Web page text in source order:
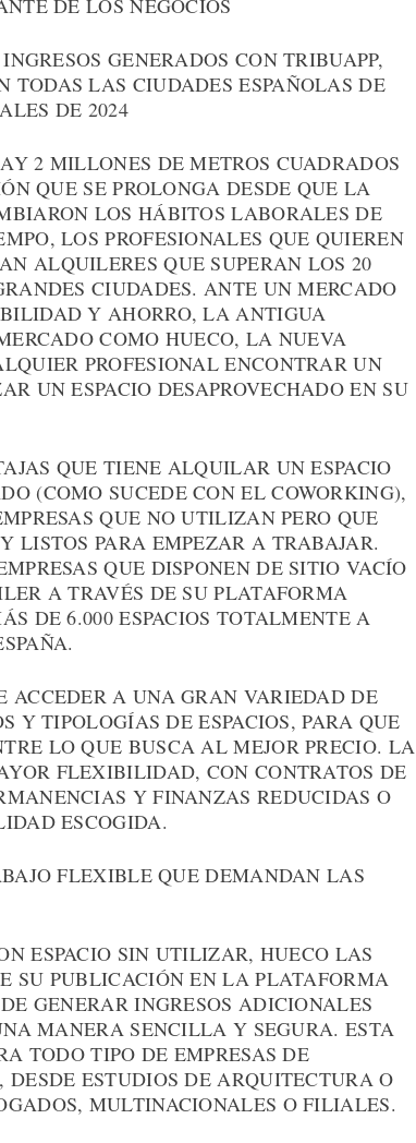
DE LOS NEGOCIOS
GENERADOS CON TRIBUAPP,
TODAS LAS CIUDADES ESPAÑOLAS DE
DE 2024
2 MILLONES DE METROS CUADRADOS
QUE SE PROLONGA DESDE QUE LA
LOS HÁBITOS LABORALES DE
LOS PROFESIONALES QUE QUIEREN
ALQUILERES QUE SUPERAN LOS 20
CIUDADES. ANTE UN MERCADO
Y AHORRO, LA ANTIGUA
COMO HUECO, LA NUEVA
PROFESIONAL ENCONTRAR UN
UN ESPACIO DESAPROVECHADO EN SU
QUE TIENE ALQUILAR UN ESPACIO
(COMO SUCEDE CON EL COWORKING),
QUE NO UTILIZAN PERO QUE
LISTOS PARA EMPEZAR A TRABAJAR.
QUE DISPONEN DE SITIO VACÍO
A TRAVÉS DE SU PLATAFORMA
DE 6.000 ESPACIOS TOTALMENTE A
ACCEDER A UNA GRAN VARIEDAD DE
Y TIPOLOGÍAS DE ESPACIOS, PARA QUE
LO QUE BUSCA AL MEJOR PRECIO. LA
FLEXIBILIDAD, CON CONTRATOS DE
Y FINANZAS REDUCIDAS O
ESCOGIDA.
FLEXIBLE QUE DEMANDAN LAS
ESPACIO SIN UTILIZAR, HUECO LAS
PUBLICACIÓN EN LA PLATAFORMA
GENERAR INGRESOS ADICIONALES
MANERA SENCILLA Y SEGURA. ESTA
TODO TIPO DE EMPRESAS DE
ESTUDIOS DE ARQUITECTURA O
MULTINACIONALES O FILIALES.